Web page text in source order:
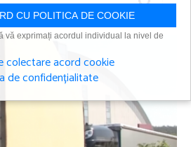
CU POLITICA DE COOKIE
vă exprimați acordul individual la nivel de
colectare acord cookie
de confidențialitate